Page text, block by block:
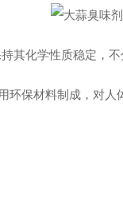
其化学性质稳定，不
保材料制成，对人